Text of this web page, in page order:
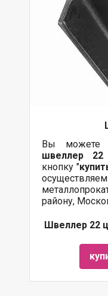
Вы можете
швеллер 22
кнопку "
району,
Швеллер 22